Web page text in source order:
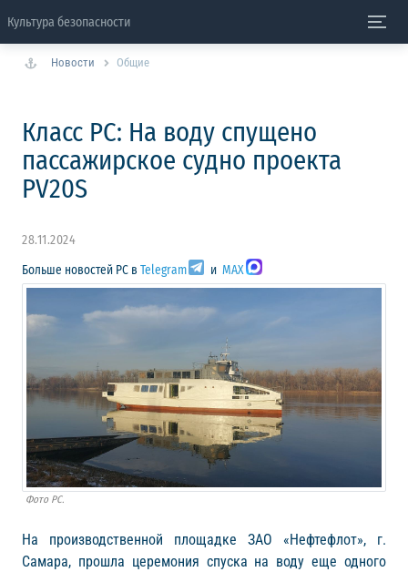
Культура безопасности
Новости Общие
Класс РС: На воду спущено
пассажирское судно проекта
PV20S
28.11.2024
Больше новостей РС в Telegram и MAX
Фото РС.
На производственной площадке ЗАО «Нефтефлот», г.
Самара, прошла церемония спуска на воду еще одного